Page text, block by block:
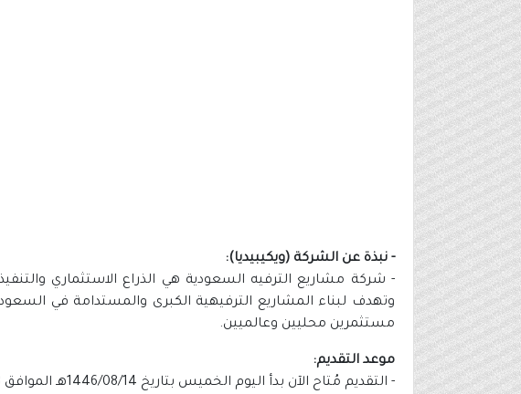
- نبذة عن الشركة (ويكيبيديا):
وتهدف لبناء المشاريع الترفيهية الكبرى والمستدامة في
مستثمرين محليين وعالميين.
موعد التقديم:
- التقديم مُتاح الآن بدأ اليوم الخميس بتاريخ 1446/08/14هـ الموافق 2025/02/13م.